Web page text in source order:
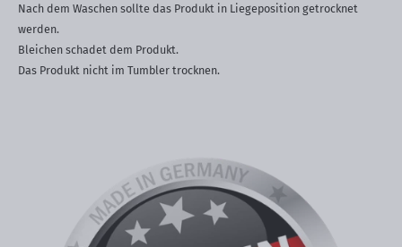
Nach dem Waschen sollte das Produkt in Liegeposition getrocknet
werden.
Bleichen schadet dem Produkt.
Das Produkt nicht im Tumbler trocknen.